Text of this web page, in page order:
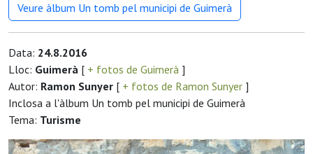
Veure àlbum Un tomb pel municipi de Guimerà
Data: 24.8.2016
Lloc: Guimerà [ + fotos de Guimerà ]
Autor: Ramon Sunyer [ + fotos de Ramon Sunyer ]
Inclosa a l'àlbum Un tomb pel municipi de Guimerà
Tema: Turisme